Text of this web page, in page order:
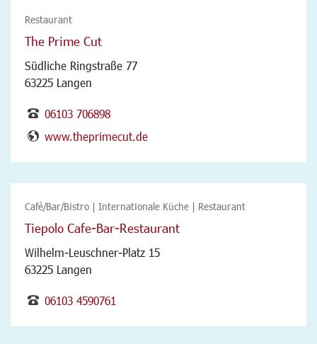
Restaurant
The Prime Cut
Südliche Ringstraße 77
63225 Langen
06103 706898
www.theprimecut.de
Café/Bar/Bistro | Internationale Küche | Restaurant
Tiepolo Cafe-Bar-Restaurant
Wilhelm-Leuschner-Platz 15
63225 Langen
06103 4590761